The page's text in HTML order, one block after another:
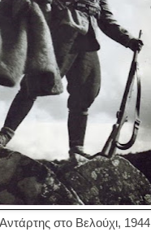
Αντάρτης στο Βελούχι, 1944